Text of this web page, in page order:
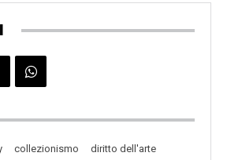
collezionismo
diritto dell'arte